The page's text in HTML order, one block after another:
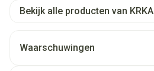
Bekijk alle producten van KRKA
Waarschuwingen